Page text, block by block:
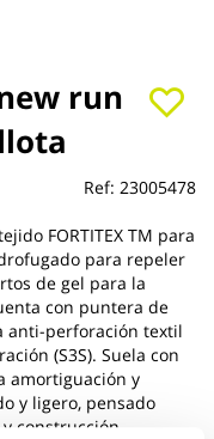
run
Ref: 23005478
FORTITEX TM para
para repeler
de gel para la
con puntera de
anti-perforación textil
(S3S). Suela con
amortiguación y
y ligero, pensado
construcción.